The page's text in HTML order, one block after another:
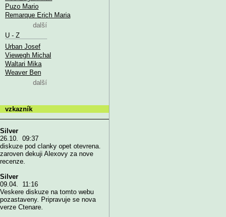
Puzo Mario
Remarque Erich Maria
další
U - Z
Urban Josef
Viewegh Michal
Waltari Mika
Weaver Ben
další
vzkazník
Silver
26.10. 09:37
diskuze pod clanky opet otevrena.
zaroven dekuji Alexovy za nove
recenze.
Silver
09.04. 11:16
Veskere diskuze na tomto webu
pozastaveny. Pripravuje se nova
verze Ctenare.